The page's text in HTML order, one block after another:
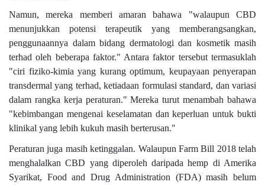
Namun, mereka memberi amaran bahawa "walaupun CBD
menunjukkan potensi terapeutik yang memberangsangkan,
penggunaannya dalam bidang dermatologi dan kosmetik masih
terhad oleh beberapa faktor." Antara faktor tersebut termasuklah
"ciri fiziko-kimia yang kurang optimum, keupayaan penyerapan
transdermal yang terhad, ketiadaan formulasi standard, dan variasi
dalam rangka kerja peraturan." Mereka turut menambah bahawa
"kebimbangan mengenai keselamatan dan keperluan untuk bukti
klinikal yang lebih kukuh masih berterusan."
Peraturan juga masih ketinggalan. Walaupun Farm Bill 2018 telah
menghalalkan CBD yang diperoleh daripada hemp di Amerika
Syarikat, Food and Drug Administration (FDA) masih belum